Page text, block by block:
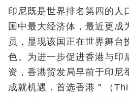
印尼既是世界排名第四的人
国中最大经济体，最近更成
员，显现该国正在世界舞台
色。为进一步促进香港与印
资，香港贸发局早前于印尼
成就机遇．首选香港＂（